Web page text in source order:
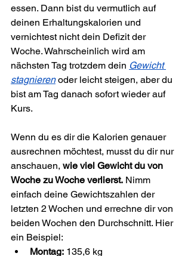
essen. Dann bist du vermutlich auf
deinen Erhaltungskalorien und
vernichtest nicht dein Defizit der
Woche. Wahrscheinlich wird am
nächsten Tag trotzdem dein Gewicht
stagnieren oder leicht steigen, aber du
bist am Tag danach sofort wieder auf
Kurs.
Wenn du es dir die Kalorien genauer
ausrechnen möchtest, musst du dir nur
anschauen, wie viel Gewicht du von
Woche zu Woche verlierst. Nimm
einfach deine Gewichtszahlen der
letzten 2 Wochen und errechne dir von
beiden Wochen den Durchschnitt. Hier
ein Beispiel:
Montag: 135,6 kg